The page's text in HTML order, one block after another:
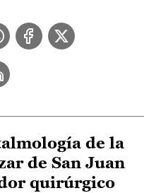
de la
de San Juan
quirúrgico